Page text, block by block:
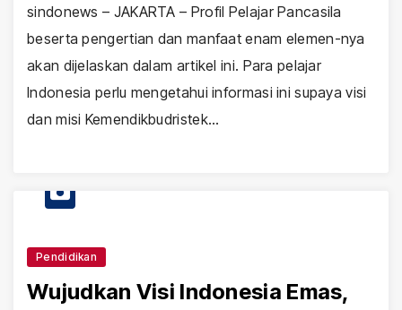
sindonews – JAKARTA – Profil Pelajar Pancasila
beserta pengertian dan manfaat enam elemen-nya
akan dijelaskan dalam artikel ini. Para pelajar
Indonesia perlu mengetahui informasi ini supaya visi
dan misi Kemendikbudristek…
Pendidikan
Wujudkan Visi Indonesia Emas,